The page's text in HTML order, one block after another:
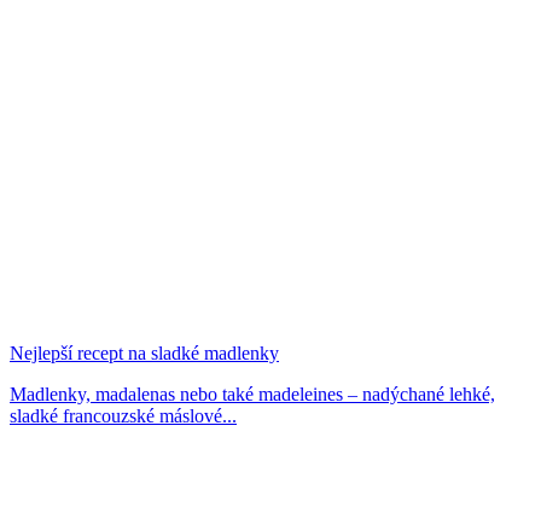
Nejlepší recept na sladké madlenky
Madlenky, madalenas nebo také madeleines – nadýchané lehké,
sladké francouzské máslové...